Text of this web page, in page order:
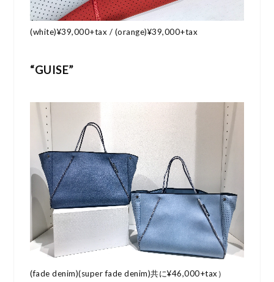
(white)¥39,000+tax / (orange)¥39,000+tax
“GUISE”
(fade denim)(super fade denim)共に¥46,000+tax）